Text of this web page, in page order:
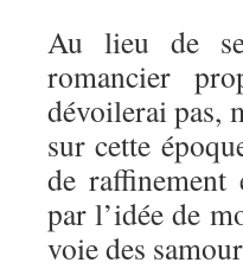
Au lieu de
romancier
dévoilerai pas,
sur cette
de raffinement
par l’idée de
voie des